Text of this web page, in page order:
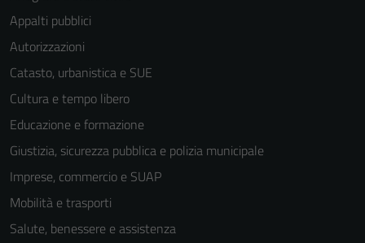
Appalti pubblici
Autorizzazioni
Catasto, urbanistica e SUE
Cultura e tempo libero
Educazione e formazione
Giustizia, sicurezza pubblica e polizia municipale
Imprese, commercio e SUAP
Mobilità e trasporti
Salute, benessere e assistenza